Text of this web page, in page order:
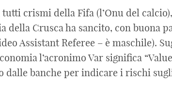
tutti crismi della Fifa (l’Onu del
della Crusca ha sancito, con buona
Assistant Referee – è maschile).
l’acronimo Var significa
dalle banche per indicare i rischi